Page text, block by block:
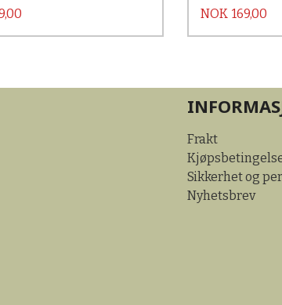
Pris
NOK 169,00
Frakt
Sikkerhet og
Nyhetsbrev